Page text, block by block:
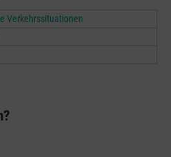
Verkehrssituationen